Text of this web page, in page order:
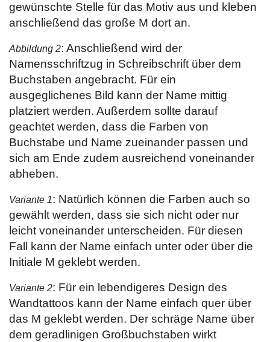
gewünschte Stelle für das Motiv aus und kleben
anschließend das große M dort an.
Abbildung 2: Anschließend wird der
Namensschriftzug in Schreibschrift über dem
Buchstaben angebracht. Für ein
ausgeglichenes Bild kann der Name mittig
platziert werden. Außerdem sollte darauf
geachtet werden, dass die Farben von
Buchstabe und Name zueinander passen und
sich am Ende zudem ausreichend voneinander
abheben.
Variante 1: Natürlich können die Farben auch so
gewählt werden, dass sie sich nicht oder nur
leicht voneinander unterscheiden. Für diesen
Fall kann der Name einfach unter oder über die
Initiale M geklebt werden.
Variante 2: Für ein lebendigeres Design des
Wandtattoos kann der Name einfach quer über
das M geklebt werden. Der schräge Name über
dem geradlinigen Großbuchstaben wirkt